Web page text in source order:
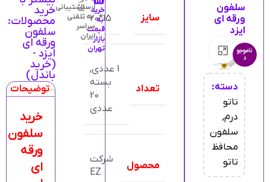
سلفون
ورقه ای
ایزد
ناموجو
د
دسته:
تاتو
درم,
سلفون
محافظ
تاتو
سایز 15*20
تعداد
1 عددی
,
بسته
20
عددی
محصول
شرکت
EZ
خرید
به
قیمت
بازار
تهران
ارسال
به
سراسر
ایران
پشتیبانی
تلفنی
خرید
محصولات:
سلفون
ورقه ای
ایزد -
(خرید
باندل)
توضیحات
خرید
سلفون
ورقه
ای